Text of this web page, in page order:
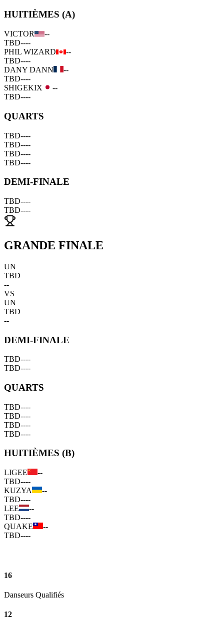
HUITIÈMES (A)
VICTOR
--
TBD----
PHIL WIZARD
--
TBD----
DANY DANN
--
TBD----
SHIGEKIX
--
TBD----
QUARTS
TBD----
TBD----
TBD----
TBD----
DEMI-FINALE
TBD----
TBD----
GRANDE FINALE
UN
TBD
--
VS
UN
TBD
--
DEMI-FINALE
TBD----
TBD----
QUARTS
TBD----
TBD----
TBD----
TBD----
HUITIÈMES (B)
LIGEE
--
TBD----
KUZYA
--
TBD----
LEE
--
TBD----
QUAKE
--
TBD----
16
Danseurs Qualifiés
12